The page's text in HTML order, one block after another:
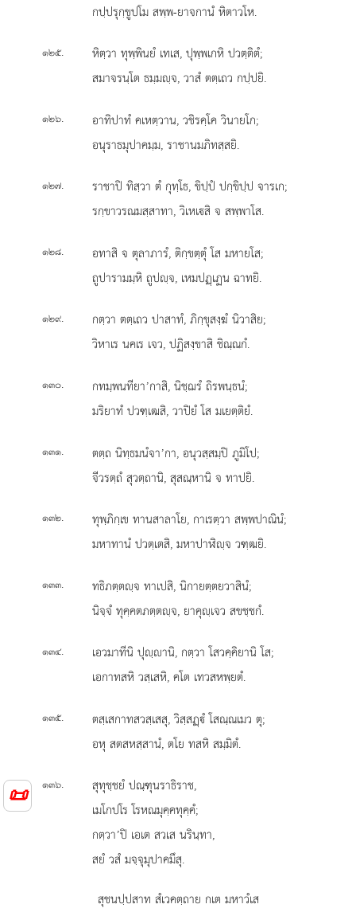
📜
กปฺปรุกฺขูปโม สพฺพ-ยาจกานํ หิตาวโห.
๑๒๕.
หิตฺวา ทุพฺพินยํ เทเส, ปุพฺพเกหิ ปวตฺติตํ;
สมาจรนฺโต ธมฺมฺจ, วาสํ ตตฺเถว กปฺปยิ.
๑๒๖.
อาทิปาทํ คเหตฺวาน, วชิรคฺโค วินายโก;
อนุราธมุปาคมฺม, ราชานมภิทสฺสยิ.
๑๒๗.
ราชาปิ ทิสฺวา ตํ กุทฺโธ, ขิปฺปํ ปกฺขิปฺป จารเก;
รกฺขาวรณมสฺสาทา, วิเหเสิ จ สพฺพาโส.
๑๒๘. อทาสิ จ ตุลาภารํ, ติกฺขตฺตุํ โส มหายโส;
ถูปารามมฺหิ ถูปฺจ, เหมปฏฺเฏน ฉาทยิ.
๑๒๙.
กตฺวา ตตฺเถว ปาสาทํ, ภิกฺขุสงฺฆํ นิวาสิย;
วิหาเร นคเร เจว, ปฏิสงฺขาสิ ชิณฺณกํ.
๑๓๐.
กทมฺพนทียา’กาสิ, นิชฺฌรํ ถิรพนฺธนํ;
มริยาทํ ปวฑฺเฒสิ, วาปิยํ โส มเยตฺติยํ.
๑๓๑.
ตตฺถ นิทฺธมนํจา’กา, อนุวสฺสมฺปิ ภูมิโป;
จีวรตฺถํ สุวตฺถานิ, สุสณฺหานิ จ ทาปยิ.
๑๓๒.
ทุพฺภิกฺเข ทานสาลาโย, กาเรตฺวา สพฺพปาณินํ;
มหาทานํ ปวตฺเตสิ, มหาปาฬิฺจ วฑฺฒยิ.
๑๓๓.
ทธิภตฺตฺจ ทาเปสิ, นิกายตฺตยวาสินํ;
นิจฺจํ ทุคฺคตภตฺตฺจ, ยาคุฺเจว สขชฺชกํ.
๑๓๔.
เอวมาทีนิ ปุฺานิ, กตฺวา โสวคฺคิยานิ โส;
เอกาทสหิ วสฺเสหิ, คโต เทวสหพฺยตํ.
๑๓๕.
ตสฺเสกาทสวสฺเสสุ, วิสฺสฏฺํ โสณฺณเมว ตุ;
อหุ สตสหสฺสานํ, ตโย ทสหิ สมฺมิตํ.
๑๓๖.
สุทุชฺชยํ ปณฺฑุนราธิราช,
เมโกปโร โรหณมุคฺคทุคฺคํ;
กตฺวา’ปิ เอเต สวเส นรินฺทา,
สยํ วสํ มจฺจุมุปาคมึสุ.
สุชนปฺปสาท สํเวคตฺถาย กเต มหาวํเส